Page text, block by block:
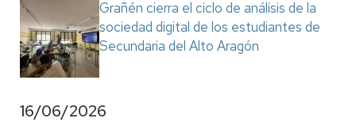
Grañén cierra el ciclo de análisis de la
sociedad digital de los estudiantes de
Secundaria del Alto Aragón
16/06/2026